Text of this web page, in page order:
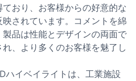
おり、お客様からの好意的な
されています。コメントを綿
品は性能とデザインの両面で
、より多くのお客様を魅了し
ハイベイライトは、工業施設